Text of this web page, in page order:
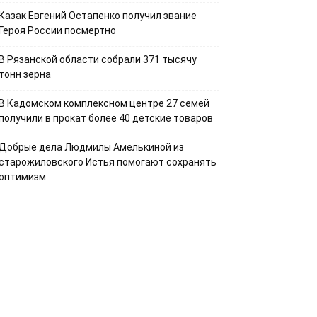
Евгений Остапенко получил звание
России посмертно
Рязанской области собрали 371 тысячу
зерна
Кадомском комплексном центре 27 семей
в прокат более 40 детские товаров
дела Людмилы Амелькиной из
Истья помогают сохранять